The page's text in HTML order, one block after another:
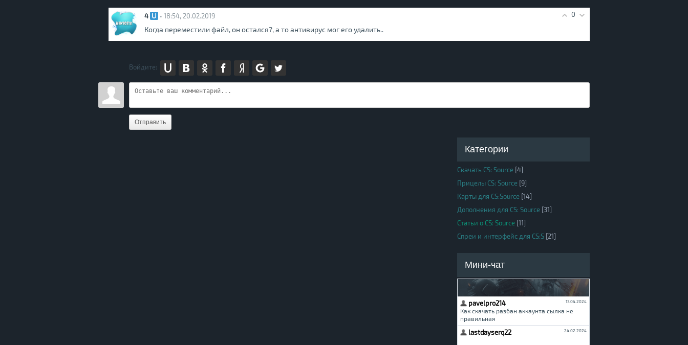
0
4 • 18:54, 20.02.2019
Когда переместили файл, он остался?, а то антивирус мог его удалить..
Войдите:
Отправить
Категории
Скачать CS: Source [4]
Прицелы CS: Source [9]
Карты для CS:Source [14]
Дополнения для CS: Source [31]
Статьи о CS: Source [11]
Спреи и интерфейс для CS:S [21]
Мини-чат